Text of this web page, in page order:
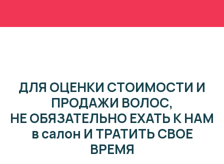
ДЛЯ ОЦЕНКИ СТОИМОСТИ И
ПРОДАЖИ ВОЛОС,
НЕ ОБЯЗАТЕЛЬНО ЕХАТЬ К НАМ
в салон И ТРАТИТЬ СВОЕ
ВРЕМЯ